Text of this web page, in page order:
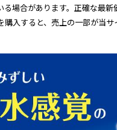
場合があります。正確な最
入すると、売上の一部が当サ